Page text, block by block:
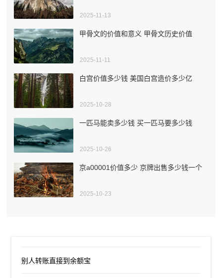
2025-11-13
甲骨文的价值和意义 甲骨文历史价值
2025-11-11
白宫价值多少钱 美国白宫造价多少亿
2025-10-28
一匹马能卖多少钱 买一匹马要多少钱
2025-10-26
京a00001价值多少 京牌出售多少钱一个
2025-10-23
别人转账直接到余额宝